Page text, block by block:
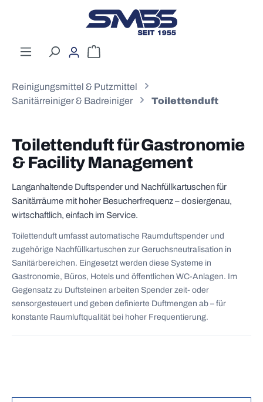
Zum Hauptinhalt springen
Warenkorb enthält 0 Positionen. Der
Reinigungsmittel & Putzmittel
Sanitärreiniger & Badreiniger
Toilettenduft
Toilettenduft für Gastronomie
& Facility Management
Langanhaltende Duftspender und Nachfüllkartuschen für
Sanitärräume mit hoher Besucherfrequenz – dosiergenau,
wirtschaftlich, einfach im Service.
Toilettenduft umfasst automatische Raumduftspender und
zugehörige Nachfüllkartuschen zur Geruchsneutralisation in
Sanitärbereichen. Eingesetzt werden diese Systeme in
Gastronomie, Büros, Hotels und öffentlichen WC-Anlagen. Im
Gegensatz zu Duftsteinen arbeiten Spender zeit- oder
sensorgesteuert und geben definierte Duftmengen ab – für
konstante Raumluftqualität bei hoher Frequentierung.